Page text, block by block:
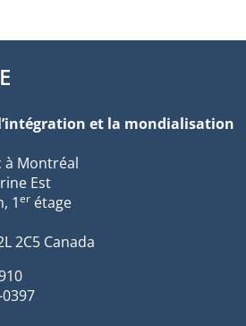
et la mondialisation
à Montréal
Est
1er étage
2C5 Canada